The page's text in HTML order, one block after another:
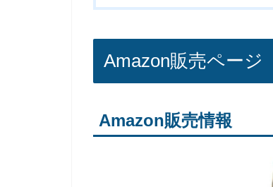
Amazon販売ページ
Amazon販売情報